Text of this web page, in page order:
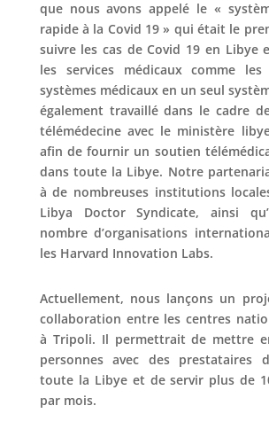
que nous avons appelé le «
rapide à la Covid 19 » qui était le
suivre les cas de Covid 19 en Libye
les services médicaux comme
systèmes médicaux en un seul
également travaillé dans le cadre
télémédecine avec le ministère
afin de fournir un soutien
dans toute la Libye. Notre
à de nombreuses institutions
Libya Doctor Syndicate, ainsi
nombre d’organisations
les Harvard Innovation Labs.
Actuellement, nous lançons un
collaboration entre les centres
à Tripoli. Il permettrait de mettre
personnes avec des prestataires
toute la Libye et de servir plus de
par mois.